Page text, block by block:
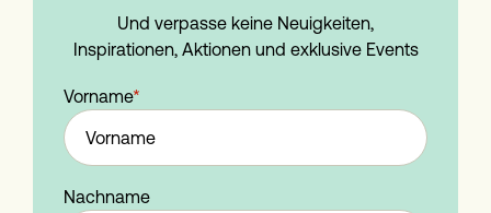
Und verpasse keine Neuigkeiten,
Inspirationen, Aktionen und exklusive Events
Vorname*
Nachname